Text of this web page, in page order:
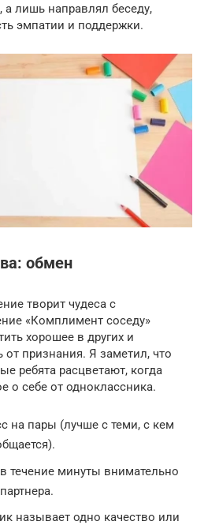
а лишь направлял беседу,
эмпатии и поддержки.
обмен
творит чудеса с
«Комплимент соседу»
хорошее в других и
от признания. Я заметил, что
ребята расцветают, когда
о себе от одноклассника.
на пары (лучше с теми, с кем
течение минуты внимательно
называет одно качество или